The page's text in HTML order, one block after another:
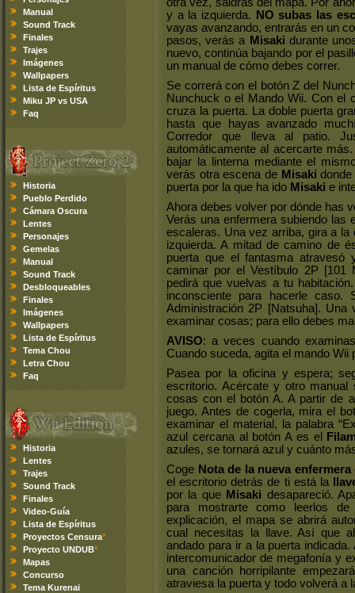
Manual
Sound Track
Finales
Trajes
Imágenes
Wallpapers
Lista de Espíritus
Miku JP vs USA
Faq
Historia
Pueblo Perdido
Cámara Oscura
Lentes
Personajes
Gemelas
Manual
Sound Track
Desbloqueables
Finales
Imágenes
Wallpapers
Lista de Espíritus
Tema Chou
Letra Chou
Faq
Historia
Lentes
Trajes
Sound Track
Finales
Video-Guía
Lista de Espíritus
Proyectos Censura*
Proyecto UNDUB*
Mapas
Concurso
Tema Kurenai
y a la izquierda.
NO subas las
vayas avanzando, entrarás en un
pasos, verás a Misaki durante
nuevo, continúa bajando por el
un manual de cómo debes correr.
Se correrá con el botón Z del
Nunchuck o el Mando Wii. Con el
cruza la puerta. La doble puerta
hasta que hayas avanzado
Corredor que lleva al patio.
automáticamente al acercarte
bajar la linterna mediante el
verás otra escena de Misaki
puerta por la que ha ido Misaki e
Ahora debes volver por dónde has
Verás una enfermera subiendo las
escaleras. Una vez arriba, gira a la
izquierda. A mitad de camino de
puerta que el fantasma atravesó
caminar por el Vestíbulo 2P [101
pedirá que vuelvas a tu
inconsciente para hacerle
Administración 2P [Natsuha].
examinar cosas; para ello debes
AVISO: a veces cuando
Cuando suceda, agita el mando Wii
Pasea por la oficina y espera;
escritorio. Acércate y otro
cosas con el botón A. A partir de
juego. Antes de cogerla, mira el
examinar el material, la palabra
azul cercana al botón A es el
azules, se tornará azul y cuánto
Coge Nota de la nueva
el escritorio detrás de ti está la
por la que Misaki desapareció.
para mostrarte como leerlos
explicación, el mapa se abrirá
cual necesitas la llave. Así que
andado para ir a la puerta
intercomunicador de megafonía y
una canción horripilante
atraviesa la puerta y todo volverá a